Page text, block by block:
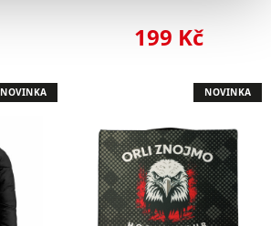
199 Kč
NOVINKA NOVINKA